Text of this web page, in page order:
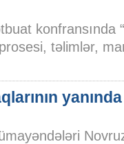
konfransında
təlimlər,
yanında